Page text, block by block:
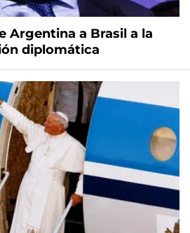
Argentina a Brasil a la
diplomática